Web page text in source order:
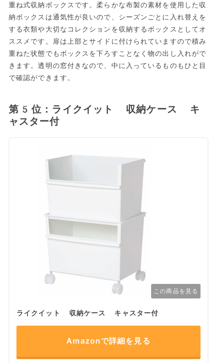
重ね式収納ボックスです。柔らかな布製の素材を使用した収
納ボックスは通気性が良いので、シーズンごとに入れ替えを
する衣類や大切なコレクションを収納するボックスとしてオ
ススメです。扉は上部とサイドに付けられていますので積み
重ねた状態でもボックスを下ろすことなく物の出し入れがで
きます。透明の窓付きなので、中に入っているものもひと目
で確認ができます。
第5位：ライクイット 収納ケース キ
ャスター付
この商品を見る
ライクイット 収納ケース キャスター付
Amazonで詳細を見る